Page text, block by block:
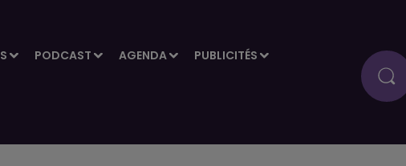
PODCAST AGENDA PUBLICITÉS